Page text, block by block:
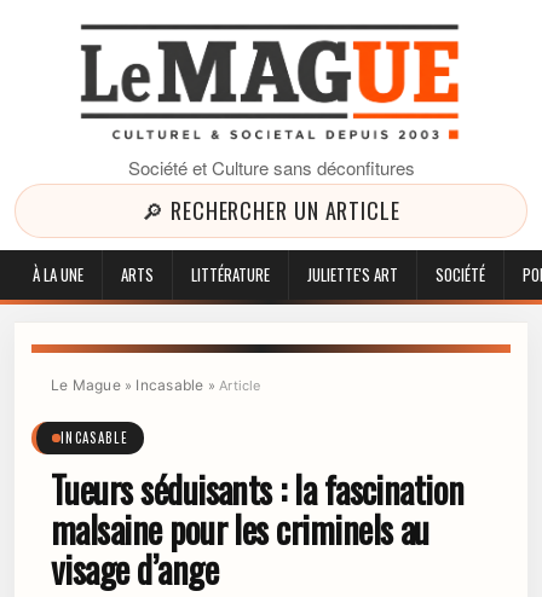
Société et Culture sans déconfitures
🔎 RECHERCHER UN ARTICLE
À LA UNE ARTS LITTÉRATURE JULIETTE'S ART SOCIÉTÉ
Le Mague» Incasable »Article
INCASABLE
Tueurs séduisants : la fascination
malsaine pour les criminels au
visage d’ange